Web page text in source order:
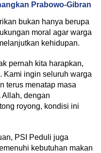
Prabowo-Gibran
bukan hanya berupa
moral agar warga
kehidupan.
pernah kita harapkan,
Kami ingin seluruh warga
terus menatap masa
dengan
royong, kondisi ini
PSI Peduli juga
kebutuhan makan